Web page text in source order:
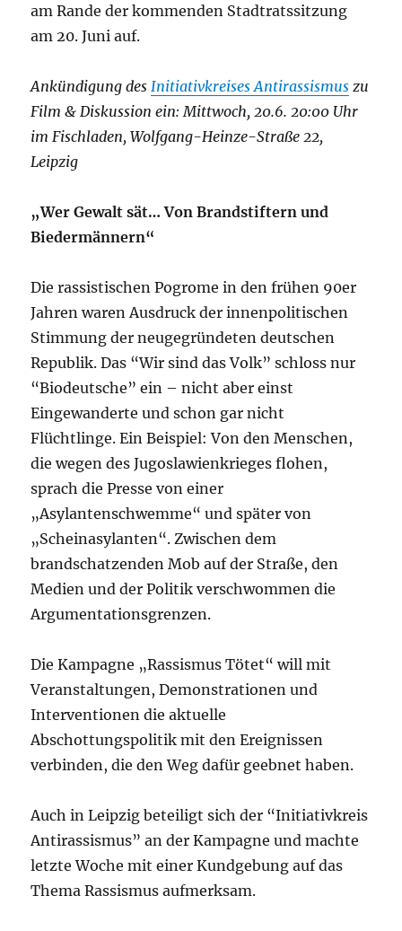
am Rande der kommenden Stadtratssitzung
am 20. Juni auf.
Ankündigung des Initiativkreises Antirassismus zu
Film & Diskussion ein: Mittwoch, 20.6. 20:00 Uhr
im Fischladen, Wolfgang-Heinze-Straße 22,
Leipzig
„Wer Gewalt sät… Von Brandstiftern und
Biedermännern“
Die rassistischen Pogrome in den frühen 90er
Jahren waren Ausdruck der innenpolitischen
Stimmung der neugegründeten deutschen
Republik. Das “Wir sind das Volk” schloss nur
“Biodeutsche” ein – nicht aber einst
Eingewanderte und schon gar nicht
Flüchtlinge. Ein Beispiel: Von den Menschen,
die wegen des Jugoslawienkrieges flohen,
sprach die Presse von einer
„Asylantenschwemme“ und später von
„Scheinasylanten“. Zwischen dem
brandschatzenden Mob auf der Straße, den
Medien und der Politik verschwommen die
Argumentationsgrenzen.
Die Kampagne „Rassismus Tötet“ will mit
Veranstaltungen, Demonstrationen und
Interventionen die aktuelle
Abschottungspolitik mit den Ereignissen
verbinden, die den Weg dafür geebnet haben.
Auch in Leipzig beteiligt sich der “Initiativkreis
Antirassismus” an der Kampagne und machte
letzte Woche mit einer Kundgebung auf das
Thema Rassismus aufmerksam.